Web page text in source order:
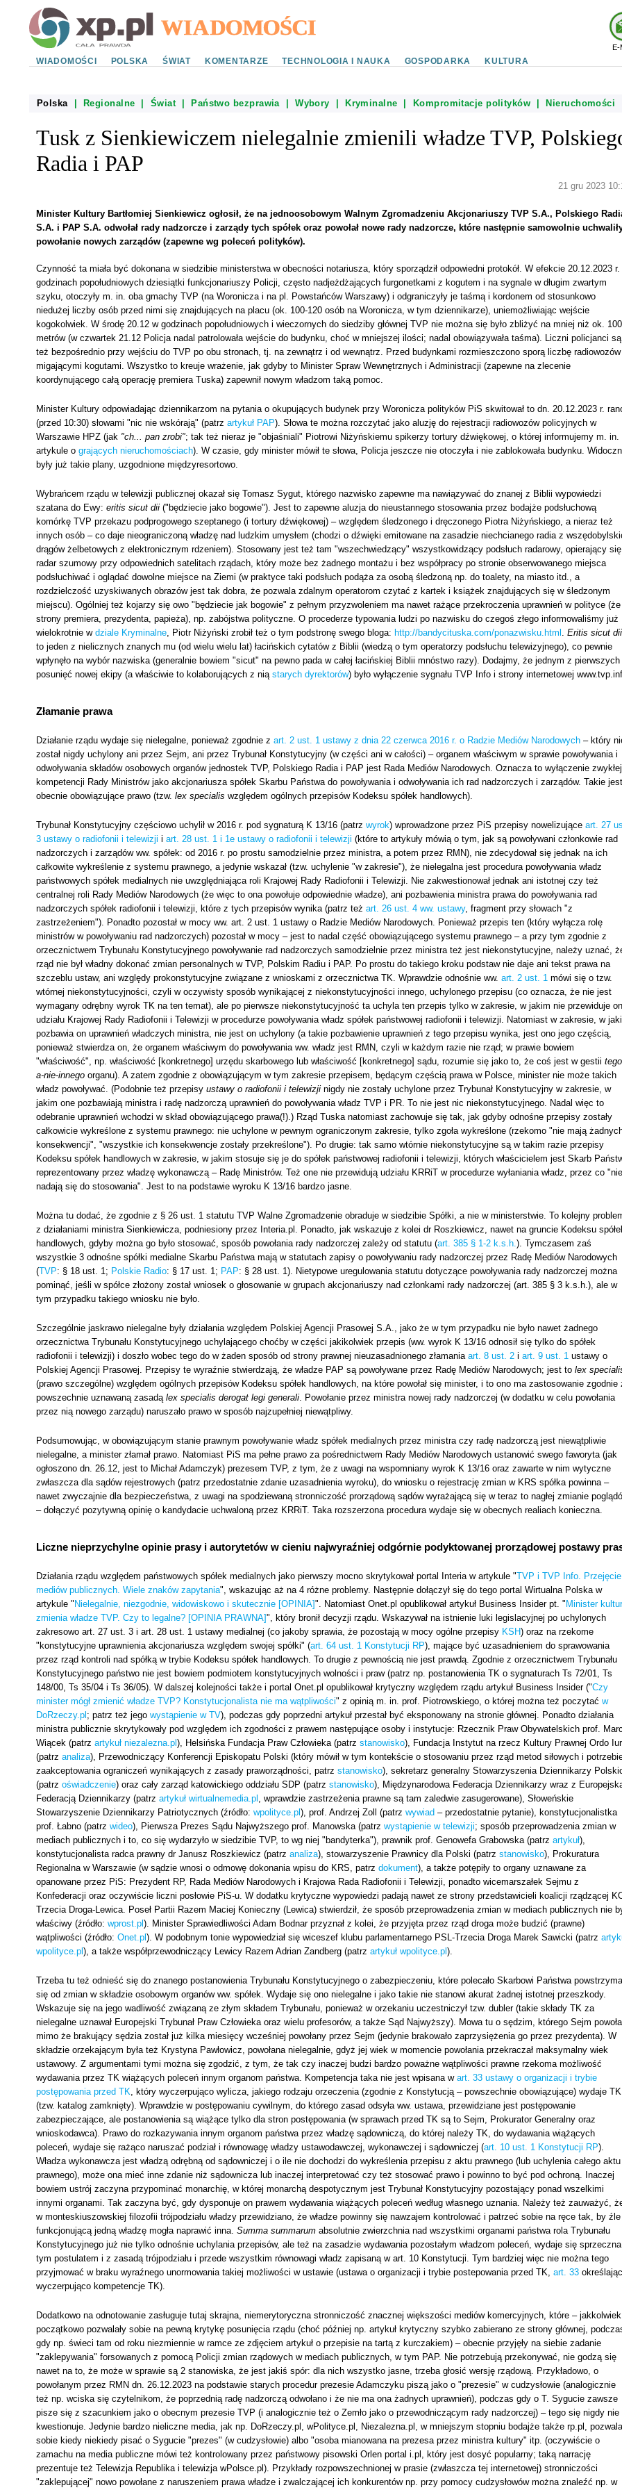
E-
WIADOMOŚCI POLSKA ŚWIAT KOMENTARZE TECHNOLOGIA I NAUKA GOSPODARKA KULTURA
Polska| Regionalne Świat| Państwo bezprawia|Wybory Kryminalne Kompromitacje polityków Nieruchomości
Tusk z Sienkiewiczem nielegalnie zmienili władze TVP,
Radia i PAP
21 gru 2023
Minister Kultury Bartłomiej Sienkiewicz ogłosił, że na jednoosobowym Walnym Zgromadzeniu Akcjonariuszy TVP S.A., Polskiego
S.A. i PAP S.A. odwołał rady nadzorcze i zarządy tych spółek oraz powołał nowe rady nadzorcze, które następnie samowolnie
powołanie nowych zarządów (zapewne wg poleceń polityków).
Czynność ta miała być dokonana w siedzibie ministerstwa w obecności notariusza, który sporządził odpowiedni protokół. W efekcie 20.12.2023 r.
godzinach popołudniowych dziesiątki funkcjonariuszy Policji, często nadjeżdżających furgonetkami z kogutem i na sygnale w długim zwartym
szyku, otoczyły m. in. oba gmachy TVP (na Woronicza i na pl. Powstańców Warszawy) i odgraniczyły je taśmą i kordonem od stosunkowo
niedużej liczby osób przed nimi się znajdujących na placu (ok. 100-120 osób na Woronicza, w tym dziennikarze), uniemożliwiając wejście
kogokolwiek. W środę 20.12 w godzinach popołudniowych i wieczornych do siedziby głównej TVP nie można się było zbliżyć na mniej niż ok. 100
metrów (w czwartek 21.12 Policja nadal patrolowała wejście do budynku, choć w mniejszej ilości; nadal obowiązywała taśma). Liczni policjanci są
też bezpośrednio przy wejściu do TVP po obu stronach, tj. na zewnątrz i od wewnątrz. Przed budynkami rozmieszczono sporą liczbę
migającymi kogutami. Wszystko to kreuje wrażenie, jak gdyby to Minister Spraw Wewnętrznych i Administracji (zapewne na zlecenie
koordynującego całą operację premiera Tuska) zapewnił nowym władzom taką pomoc.
Minister Kultury odpowiadając dziennikarzom na pytania o okupujących budynek przy Woronicza polityków PiS skwitował to dn. 20.12.2023 r.
(przed 10:30) słowami "nic nie wskórają" (patrz artykuł PAP). Słowa te można rozczytać jako aluzję do rejestracji radiowozów policyjnych w
Warszawie HPZ (jak "ch... pan zrobi"; tak też nieraz je "objaśniali" Piotrowi Niżyńskiemu spikerzy tortury dźwiękowej, o której informujemy m. in.
artykule o grających nieruchomościach). W czasie, gdy minister mówił te słowa, Policja jeszcze nie otoczyła i nie zablokowała budynku.
były już takie plany, uzgodnione międzyresortowo.
Wybrańcem rządu w telewizji publicznej okazał się Tomasz Sygut, którego nazwisko zapewne ma nawiązywać do znanej z Biblii wypowiedzi
szatana do Ewy: eritis sicut dii ("będziecie jako bogowie"). Jest to zapewne aluzja do nieustannego stosowania przez bodajże podsłuchową
komórkę TVP przekazu podprogowego szeptanego (i tortury dźwiękowej) – względem śledzonego i dręczonego Piotra Niżyńskiego, a nieraz też
innych osób – co daje nieograniczoną władzę nad ludzkim umysłem (chodzi o dźwięki emitowane na zasadzie niechcianego radia z
drągów żelbetowych z elektronicznym rdzeniem). Stosowany jest też tam "wszechwiedzący" wszystkowidzący podsłuch radarowy, opierający
radar szumowy przy odpowiednich satelitach rządach, który może bez żadnego montażu i bez współpracy po stronie obserwowanego miejsca
podsłuchiwać i oglądać dowolne miejsce na Ziemi (w praktyce taki podsłuch podąża za osobą śledzoną np. do toalety, na miasto itd., a
rozdzielczość uzyskiwanych obrazów jest tak dobra, że pozwala zdalnym operatorom czytać z kartek i książek znajdujących się w śledzonym
miejscu). Ogólniej też kojarzy się owo "będziecie jak bogowie" z pełnym przyzwoleniem ma nawet rażące przekroczenia uprawnień w polityce (że
strony premiera, prezydenta, papieża), np. zabójstwa polityczne. O procederze typowania ludzi po nazwisku do czegoś złego informowaliśmy już
wielokrotnie w dziale Kryminalne, Piotr Niżyński zrobił też o tym podstronę swego bloga: http://bandycituska.com/ponazwisku.html . Eritis sicut dii
to jeden z nielicznych znanych mu (od wielu wielu lat) łacińskich cytatów z Biblii (wiedzą o tym operatorzy podsłuchu telewizyjnego), co pewnie
wpłynęło na wybór nazwiska (generalnie bowiem "sicut" na pewno pada w całej łacińskiej Biblii mnóstwo razy). Dodajmy, że jednym z pierwszych
posunięć nowej ekipy (a właściwie to kolaborujących z nią starych dyrektorów) było wyłączenie sygnału TVP Info i strony internetowej
Złamanie prawa
Działanie rządu wydaje się nielegalne, ponieważ zgodnie z art. 2 ust. 1 ustawy z dnia 22 czerwca 2016 r. o Radzie Mediów Narodowych – który
został nigdy uchylony ani przez Sejm, ani przez Trybunał Konstytucyjny (w części ani w całości) – organem właściwym w sprawie powoływania i
odwoływania składów osobowych organów jednostek TVP, Polskiego Radia i PAP jest Rada Mediów Narodowych. Oznacza to wyłączenie zwykłej
kompetencji Rady Ministrów jako akcjonariusza spółek Skarbu Państwa do powoływania i odwoływania ich rad nadzorczych i zarządów. Takie jest
obecnie obowiązujące prawo (tzw. lex specialis względem ogólnych przepisów Kodeksu spółek handlowych).
Trybunał Konstytucyjny częściowo uchylił w 2016 r. pod sygnaturą K 13/16 (patrz wyrok) wprowadzone przez PiS przepisy nowelizujące art. 27
3 ustawy o radiofonii i telewizji i art. 28 ust. 1 i 1e ustawy o radiofonii i telewizji (które to artykuły mówią o tym, jak są powoływani członkowie rad
nadzorczych i zarządów ww. spółek: od 2016 r. po prostu samodzielnie przez ministra, a potem przez RMN), nie zdecydował się jednak na ich
całkowite wykreślenie z systemu prawnego, a jedynie wskazał (tzw. uchylenie "w zakresie"), że nielegalna jest procedura powoływania władz
państwowych spółek medialnych nie uwzględniająca roli Krajowej Rady Radiofonii i Telewizji. Nie zakwestionował jednak ani istotnej czy też
centralnej roli Rady Mediów Narodowych (że więc to ona powołuje odpowiednie władze), ani pozbawienia ministra prawa do powoływania rad
nadzorczych spółek radiofonii i telewizji, które z tych przepisów wynika (patrz też art. 26 ust. 4 ww. ustawy, fragment przy słowach "z
zastrzeżeniem"). Ponadto pozostał w mocy ww. art. 2 ust. 1 ustawy o Radzie Mediów Narodowych. Ponieważ przepis ten (który wyłącza rolę
ministrów w powoływaniu rad nadzorczych) pozostał w mocy – jest to nadal część obowiązującego systemu prawnego – a przy tym zgodnie z
orzecznictwem Trybunału Konstytucyjnego powoływanie rad nadzorczych samodzielnie przez ministra też jest niekonstytucyjne, należy uznać,
rząd nie był władny dokonać zmian personalnych w TVP, Polskim Radiu i PAP. Po prostu do takiego kroku podstaw nie daje ani tekst prawa na
szczeblu ustaw, ani względy prokonstytucyjne związane z wnioskami z orzecznictwa TK. Wprawdzie odnośnie ww. art. 2 ust. 1 mówi się o tzw.
wtórnej niekonstytucyjności, czyli w oczywisty sposób wynikającej z niekonstytucyjności innego, uchylonego przepisu (co oznacza, że nie jest
wymagany odrębny wyrok TK na ten temat), ale po pierwsze niekonstytucyjność ta uchyla ten przepis tylko w zakresie, w jakim nie przewiduje on
udziału Krajowej Rady Radiofonii i Telewizji w procedurze powoływania władz spółek państwowej radiofonii i telewizji. Natomiast w zakresie, w
pozbawia on uprawnień władczych ministra, nie jest on uchylony (a takie pozbawienie uprawnień z tego przepisu wynika, jest ono jego częścią,
ponieważ stwierdza on, że organem właściwym do powoływania ww. władz jest RMN, czyli w każdym razie nie rząd; w prawie bowiem
"właściwość", np. właściwość [konkretnego] urzędu skarbowego lub właściwość [konkretnego] sądu, rozumie się jako to, że coś jest w gestii
a-nie-innego organu). A zatem zgodnie z obowiązującym w tym zakresie przepisem, będącym częścią prawa w Polsce, minister nie może takich
władz powoływać. (Podobnie też przepisy ustawy o radiofonii i telewizji nigdy nie zostały uchylone przez Trybunał Konstytucyjny w zakresie, w
jakim one pozbawiają ministra i radę nadzorczą uprawnień do powoływania władz TVP i PR. To nie jest nic niekonstytucyjnego. Nadal więc to
odebranie uprawnień wchodzi w skład obowiązującego prawa(!).) Rząd Tuska natomiast zachowuje się tak, jak gdyby odnośne przepisy zostały
całkowicie wykreślone z systemu prawnego: nie uchylone w pewnym ograniczonym zakresie, tylko zgoła wykreślone (rzekomo "nie mają
konsekwencji", "wszystkie ich konsekwencje zostały przekreślone"). Po drugie: tak samo wtórnie niekonstytucyjne są w takim razie przepisy
Kodeksu spółek handlowych w zakresie, w jakim stosuje się je do spółek państwowej radiofonii i telewizji, których właścicielem jest Skarb
reprezentowany przez władzę wykonawczą – Radę Ministrów. Też one nie przewidują udziału KRRiT w procedurze wyłaniania władz, przez co "nie
nadają się do stosowania". Jest to na podstawie wyroku K 13/16 bardzo jasne.
Można tu dodać, że zgodnie z § 26 ust. 1 statutu TVP Walne Zgromadzenie obraduje w siedzibie Spółki, a nie w ministerstwie. To kolejny
z działaniami ministra Sienkiewicza, podniesiony przez Interia.pl. Ponadto, jak wskazuje z kolei dr Roszkiewicz, nawet na gruncie Kodeksu
handlowych, gdyby można go było stosować, sposób powołania rady nadzorczej zależy od statutu (art. 385 § 1-2 k.s.h.). Tymczasem zaś
wszystkie 3 odnośne spółki medialne Skarbu Państwa mają w statutach zapisy o powoływaniu rady nadzorczej przez Radę Mediów Narodowych
(TVP: § 18 ust. 1; Polskie Radio: § 17 ust. 1; PAP: § 28 ust. 1). Nietypowe uregulowania statutu dotyczące powoływania rady nadzorczej można
pominąć, jeśli w spółce złożony został wniosek o głosowanie w grupach akcjonariuszy nad członkami rady nadzorczej (art. 385 § 3 k.s.h.), ale w
tym przypadku takiego wniosku nie było.
Szczególnie jaskrawo nielegalne były działania względem Polskiej Agencji Prasowej S.A., jako że w tym przypadku nie było nawet żadnego
orzecznictwa Trybunału Konstytucyjnego uchylającego choćby w części jakikolwiek przepis (ww. wyrok K 13/16 odnosił się tylko do spółek
radiofonii i telewizji) i doszło wobec tego do w żaden sposób od strony prawnej nieuzasadnionego złamania art. 8 ust. 2 i art. 9 ust. 1 ustawy o
Polskiej Agencji Prasowej. Przepisy te wyraźnie stwierdzają, że władze PAP są powoływane przez Radę Mediów Narodowych; jest to lex
(prawo szczególne) względem ogólnych przepisów Kodeksu spółek handlowych, na które powołał się minister, i to ono ma zastosowanie zgodnie
powszechnie uznawaną zasadą lex specialis derogat legi generali. Powołanie przez ministra nowej rady nadzorczej (w dodatku w celu powołania
przez nią nowego zarządu) naruszało prawo w sposób najzupełniej niewątpliwy.
Podsumowując, w obowiązującym stanie prawnym powoływanie władz spółek medialnych przez ministra czy radę nadzorczą jest niewątpliwie
nielegalne, a minister złamał prawo. Natomiast PiS ma pełne prawo za pośrednictwem Rady Mediów Narodowych ustanowić swego faworyta (jak
ogłoszono dn. 26.12, jest to Michał Adamczyk) prezesem TVP, z tym, że z uwagi na wspomniany wyrok K 13/16 oraz zawarte w nim wytyczne
zwłaszcza dla sądów rejestrowych (patrz przedostatnie zdanie uzasadnienia wyroku), do wniosku o rejestrację zmian w KRS spółka powinna –
nawet zwyczajnie dla bezpieczeństwa, z uwagi na spodziewaną stronniczość prorządową sądów wyrażającą się w teraz to nagłej zmianie
– dołączyć pozytywną opinię o kandydacie uchwaloną przez KRRiT. Taka rozszerzona procedura wydaje się w obecnych realiach konieczna.
Liczne nieprzychylne opinie prasy i autorytetów w cieniu najwyraźniej odgórnie podyktowanej prorządowej postawy
Działania rządu względem państwowych spółek medialnych jako pierwszy mocno skrytykował portal Interia w artykule "TVP i TVP Info. Przejęcie
mediów publicznych. Wiele znaków zapytania", wskazując aż na 4 różne problemy. Następnie dołączył się do tego portal Wirtualna Polska w
artykule " Nielegalnie, niezgodnie, widowiskowo i skutecznie [OPINIA]". Natomiast Onet.pl opublikował artykuł Business Insider pt. " Minister
zmienia władze TVP. Czy to legalne? [OPINIA PRAWNA]", który bronił decyzji rządu. Wskazywał na istnienie luki legislacyjnej po uchylonych
zakresowo art. 27 ust. 3 i art. 28 ust. 1 ustawy medialnej (co jakoby sprawia, że pozostają w mocy ogólne przepisy KSH) oraz na rzekome
"konstytucyjne uprawnienia akcjonariusza względem swojej spółki" (art. 64 ust. 1 Konstytucji RP), mające być uzasadnieniem do sprawowania
przez rząd kontroli nad spółką w trybie Kodeksu spółek handlowych. To drugie z pewnością nie jest prawdą. Zgodnie z orzecznictwem Trybunału
Konstytucyjnego państwo nie jest bowiem podmiotem konstytucyjnych wolności i praw (patrz np. postanowienia TK o sygnaturach Ts 72/01, Ts
148/00, Ts 35/04 i Ts 36/05). W dalszej kolejności także i portal Onet.pl opublikował krytyczny względem rządu artykuł Business Insider ("Czy
minister mógł zmienić władze TVP? Konstytucjonalista nie ma wątpliwości" z opinią m. in. prof. Piotrowskiego, o której można też poczytać w
DoRzeczy.pl ; patrz też jego wystąpienie w TV), podczas gdy poprzedni artykuł przestał być eksponowany na stronie głównej. Ponadto działania
ministra publicznie skrytykowały pod względem ich zgodności z prawem następujące osoby i instytucje: Rzecznik Praw Obywatelskich prof.
Wiącek (patrz artykuł niezalezna.pl ), Helsińska Fundacja Praw Człowieka (patrz stanowisko), Fundacja Instytut na rzecz Kultury Prawnej Ordo
(patrz analiza), Przewodniczący Konferencji Episkopatu Polski (który mówił w tym kontekście o stosowaniu przez rząd metod siłowych i
zaakceptowania ograniczeń wynikających z zasady praworządności, patrz stanowisko), sekretarz generalny Stowarzyszenia Dziennikarzy
(patrz oświadczenie) oraz cały zarząd katowickiego oddziału SDP (patrz stanowisko), Międzynarodowa Federacja Dziennikarzy wraz z
Federacją Dziennikarzy (patrz artykuł wirtualnemedia.pl , wprawdzie zastrzeżenia prawne są tam zaledwie zasugerowane), Słoweńskie
Stowarzyszenie Dziennikarzy Patriotycznych (źródło: wpolityce.pl ), prof. Andrzej Zoll (patrz wywiad – przedostatnie pytanie), konstytucjonalistka
prof. Łabno (patrz wideo), Pierwsza Prezes Sądu Najwyższego prof. Manowska (patrz wystąpienie w telewizji; sposób przeprowadzenia zmian w
mediach publicznych i to, co się wydarzyło w siedzibie TVP, to wg niej "bandyterka"), prawnik prof. Genowefa Grabowska (patrz artykuł),
konstytucjonalista radca prawny dr Janusz Roszkiewicz (patrz analiza), stowarzyszenie Prawnicy dla Polski (patrz stanowisko), Prokuratura
Regionalna w Warszawie (w sądzie wnosi o odmowę dokonania wpisu do KRS, patrz dokument), a także potępiły to organy uznawane za
opanowane przez PiS: Prezydent RP, Rada Mediów Narodowych i Krajowa Rada Radiofonii i Telewizji, ponadto wicemarszałek Sejmu z
Konfederacji oraz oczywiście liczni posłowie PiS-u. W dodatku krytyczne wypowiedzi padają nawet ze strony przedstawicieli koalicji rządzącej
Trzecia Droga-Lewica. Poseł Partii Razem Maciej Konieczny (Lewica) stwierdził, że sposób przeprowadzenia zmian w mediach publicznych nie
właściwy (źródło: wprost.pl ). Minister Sprawiedliwości Adam Bodnar przyznał z kolei, że przyjęta przez rząd droga może budzić (prawne)
wątpliwości (źródło: Onet.pl ). W podobnym tonie wypowiedział się wiceszef klubu parlamentarnego PSL-Trzecia Droga Marek Sawicki (patrz
wpolityce.pl ), a także współprzewodniczący Lewicy Razem Adrian Zandberg (patrz artykuł wpolityce.pl ).
Trzeba tu też odnieść się do znanego postanowienia Trybunału Konstytucyjnego o zabezpieczeniu, które polecało Skarbowi Państwa
się od zmian w składzie osobowym organów ww. spółek. Wydaje się ono nielegalne i jako takie nie stanowi akurat żadnej istotnej przeszkody.
Wskazuje się na jego wadliwość związaną ze złym składem Trybunału, ponieważ w orzekaniu uczestniczył tzw. dubler (takie składy TK za
nielegalne uznawał Europejski Trybunał Praw Człowieka oraz wielu profesorów, a także Sąd Najwyższy). Mowa tu o sędzim, którego Sejm
mimo że brakujący sędzia został już kilka miesięcy wcześniej powołany przez Sejm (jedynie brakowało zaprzysiężenia go przez prezydenta). W
składzie orzekającym była też Krystyna Pawłowicz, powołana nielegalnie, gdyż jej wiek w momencie powołania przekraczał maksymalny wiek
ustawowy. Z argumentami tymi można się zgodzić, z tym, że tak czy inaczej budzi bardzo poważne wątpliwości prawne rzekoma możliwość
wydawania przez TK wiążących poleceń innym organom państwa. Kompetencja taka nie jest wpisana w art. 33 ustawy o organizacji i trybie
postępowania przed TK, który wyczerpująco wylicza, jakiego rodzaju orzeczenia (zgodnie z Konstytucją – powszechnie obowiązujące) wydaje TK
(tzw. katalog zamknięty). Wprawdzie w postępowaniu cywilnym, do którego zasad odsyła ww. ustawa, przewidziane jest postępowanie
zabezpieczające, ale postanowienia są wiążące tylko dla stron postępowania (w sprawach przed TK są to Sejm, Prokurator Generalny oraz
wnioskodawca). Prawo do rozkazywania innym organom państwa przez władzę sądowniczą, do której należy TK, do wydawania wiążących
poleceń, wydaje się rażąco naruszać podział i równowagę władzy ustawodawczej, wykonawczej i sądowniczej (art. 10 ust. 1 Konstytucji RP).
Władza wykonawcza jest władzą odrębną od sądowniczej i o ile nie dochodzi do wykreślenia przepisu z aktu prawnego (lub uchylenia całego aktu
prawnego), może ona mieć inne zdanie niż sądownicza lub inaczej interpretować czy też stosować prawo i powinno to być pod ochroną. Inaczej
bowiem ustrój zaczyna przypominać monarchię, w której monarchą despotycznym jest Trybunał Konstytucyjny pozostający ponad wszelkimi
innymi organami. Tak zaczyna być, gdy dysponuje on prawem wydawania wiążących poleceń według własnego uznania. Należy też zauważyć,
w monteskiuszowskiej filozofii trójpodziału władzy przewidziano, że władze powinny się nawzajem kontrolować i patrzeć sobie na ręce tak, by źle
funkcjonującą jedną władzę mogła naprawić inna. Summa summarum absolutnie zwierzchnia nad wszystkimi organami państwa rola Trybunału
Konstytucyjnego już nie tylko odnośnie uchylania przepisów, ale też na zasadzie wydawania pozostałym władzom poleceń, wydaje się
tym postulatem i z zasadą trójpodziału i przede wszystkim równowagi władz zapisaną w art. 10 Konstytucji. Tym bardziej więc nie można tego
przyjmować w braku wyraźnego unormowania takiej możliwości w ustawie (ustawa o organizacji i trybie postepowania przed TK, art. 33
wyczerpująco kompetencje TK).
Dodatkowo na odnotowanie zasługuje tutaj skrajna, niemerytoryczna stronniczość znacznej większości mediów komercyjnych, które – jakkolwiek
początkowo pozwalały sobie na pewną krytykę posunięcia rządu (choć później np. artykuł krytyczny szybko zabierano ze strony głównej,
gdy np. świeci tam od roku niezmiennie w ramce ze zdjęciem artykuł o przepisie na tartą z kurczakiem) – obecnie przyjęły na siebie zadanie
"zaklepywania" forsowanych z pomocą Policji zmian rządowych w mediach publicznych, w tym PAP. Nie potrzebują przekonywać, nie godzą się
nawet na to, że może w sprawie są 2 stanowiska, że jest jakiś spór: dla nich wszystko jasne, trzeba głosić wersję rządową. Przykładowo, o
powołanym przez RMN dn. 26.12.2023 na podstawie starych procedur prezesie Adamczyku piszą jako o "prezesie" w cudzysłowie (analogicznie
też np. wciska się czytelnikom, że poprzednią radę nadzorczą odwołano i że nie ma ona żadnych uprawnień), podczas gdy o T. Sygucie zawsze
pisze się z szacunkiem jako o obecnym prezesie TVP (i analogicznie też o Zemło jako o przewodniczącym rady nadzorczej) – tego się nigdy nie
kwestionuje. Jedynie bardzo nieliczne media, jak np. DoRzeczy.pl, wPolityce.pl, Niezalezna.pl, w mniejszym stopniu bodajże także rp.pl,
sobie kiedy niekiedy pisać o Sygucie "prezes" (w cudzysłowie) albo "osoba mianowana na prezesa przez ministra kultury" itp. (oczywiście o
zamachu na media publiczne mówi też kontrolowany przez państwowy pisowski Orlen portal i.pl, który jest dosyć popularny; taką narrację
prezentuje też Telewizja Republika i telewizja wPolsce.pl). Przykłady rozpowszechnionej w prasie (zwłaszcza tej internetowej) stronniczości
"zaklepującej" nowo powołane z naruszeniem prawa władze i zwalczającej ich konkurentów np. przy pomocy cudzysłowów można znaleźć np. w